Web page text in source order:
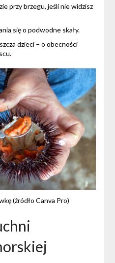
przy brzegu, jeśli nie widzisz
się o podwodne skały.
dzieci – o obecności
(źródło Canva Pro)